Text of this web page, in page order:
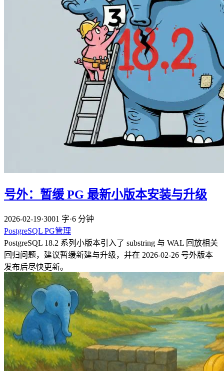
号外：暂缓 PG 最新小版本安装与升级
2026-02-19·3001 字·6 分钟
PostgreSQL PG管理
PostgreSQL 18.2 系列小版本引入了 substring 与 WAL 回放相关
回归问题，建议暂缓新建与升级，并在 2026-02-26 号外版本
发布后尽快更新。